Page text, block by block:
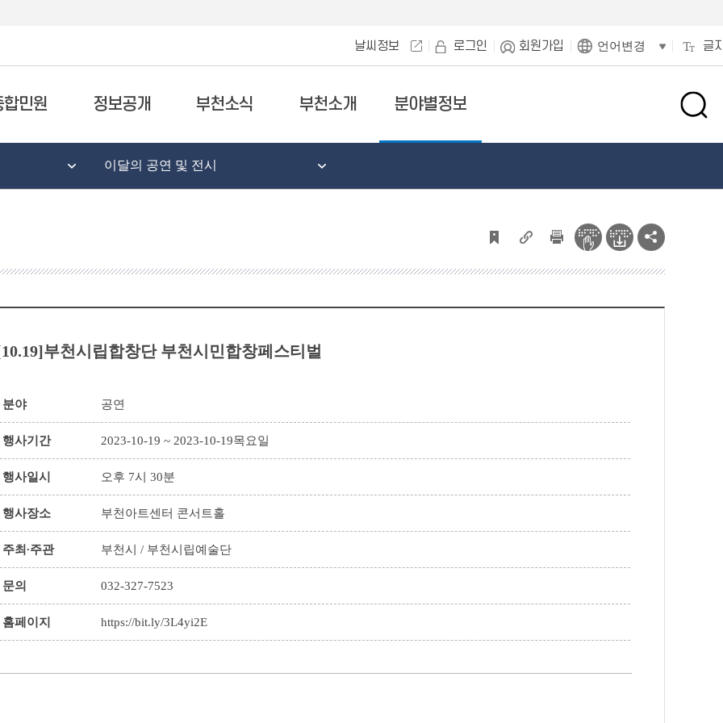
날씨정보 로그인 회원가입 언어변경 글
합민원 정보공개 부천소식 부천소개 분야별정보
검
창
이달의 공연 및 전시
부천시립합창단 부천시민합창페스티벌
분야 공연
행사기간 2023-10-19 ~ 2023-10-19목요일
행사일시 오후 7시 30분
행사장소 부천아트센터 콘서트홀
주최∙주관 부천시 / 부천시립예술단
문의 032-327-7523
홈페이지 https://bit.ly/3L4yi2E